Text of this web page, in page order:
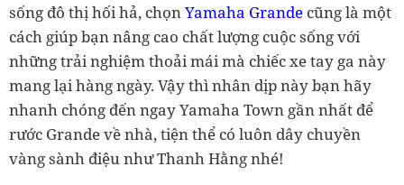
sống đô thị hối hả, chọnYamaha Grande cũng là một
cách giúp bạn nâng cao chất lượng cuộc sống với
những trải nghiệm thoải mái mà chiếc xe tay ga này
mang lại hàng ngày. Vậy thì nhân dịp này bạn hãy
nhanh chóng đến ngay Yamaha Town gần nhất để
rước Grande về nhà, tiện thể có luôn dây chuyền
vàng sành điệu như Thanh Hằng nhé!